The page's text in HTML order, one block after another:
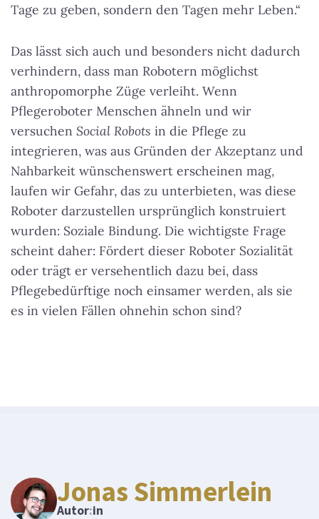
Tage zu geben, sondern den Tagen mehr Leben.“
Das lässt sich auch und besonders nicht dadurch
verhindern, dass man Robotern möglichst
anthropomorphe Züge verleiht. Wenn
Pflegeroboter Menschen ähneln und wir
versuchen Social Robots in die Pflege zu
integrieren, was aus Gründen der Akzeptanz und
Nahbarkeit wünschenswert erscheinen mag,
laufen wir Gefahr, das zu unterbieten, was diese
Roboter darzustellen ursprünglich konstruiert
wurden: Soziale Bindung. Die wichtigste Frage
scheint daher: Fördert dieser Roboter Sozialität
oder trägt er versehentlich dazu bei, dass
Pflegebedürftige noch einsamer werden, als sie
es in vielen Fällen ohnehin schon sind?
Jonas Simmerlein
Autor:in